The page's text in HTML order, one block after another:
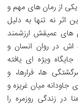
از رمان های مهم و
اثر نه تنها به دلیل
های عمیقش ارزشمند
در روان انسان و
ویژه ای یافته
ها، فرارها، و
میان غریزه و
در زندگی روزمره را